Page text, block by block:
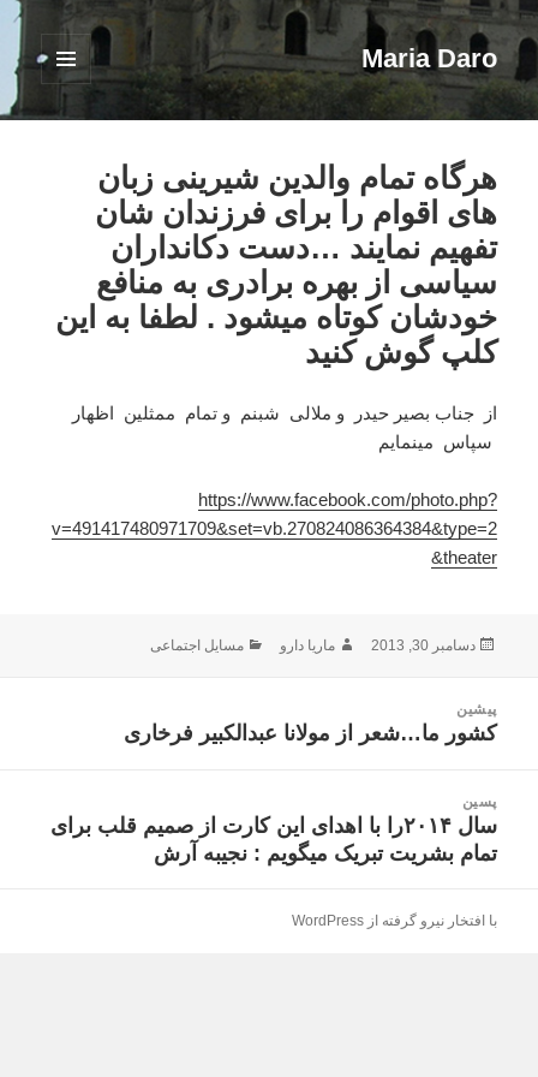
Maria Daro
فهرست
ابزارک‌ها
هرگاه تمام والدین شیرینی زبان
های اقوام را برای فرزندان شان
تفهیم نمایند …دست دکانداران
سیاسی از بهره برادری به منافع
خودشان کوتاه میشود . لطفا به این
کلپ گوش کنید
از جناب بصیر حیدر و ملالی شبنم و تمام ممثلین اظهار
سپاس مینمایم
https://www.facebook.com/photo.php?
v=491417480971709&set=vb.270824086364384&type=2
&theater
ارسال
دسامبر 30, 2013 نویسنده
ماریا دارو دسته‌ها
مسایل اجتماعی
نوشتهپیشین
نوشته
کشور ما…شعر از مولانا عبدالکبیر فرخاری
پسین
نوشته
بعدی:
سال ۲۰۱۴را با اهدای این کارت از صمیم قلب برای
تمام بشریت تبریک میگویم : نجیبه آرش
با افتخار نیرو گرفته از WordPress